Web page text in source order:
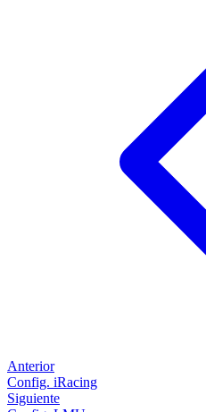
Anterior
Config. iRacing
Siguiente